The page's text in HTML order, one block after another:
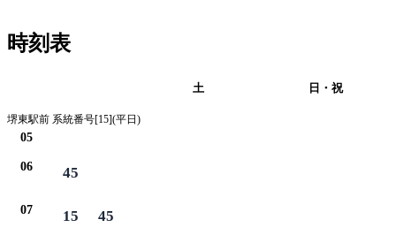
時刻表
土 日・祝
堺東駅前 系統番号[15](平日)
05
06 45
07 15 45